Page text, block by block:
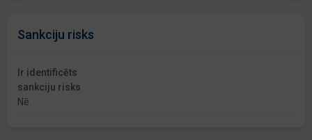
Sankciju risks
Ir identificēts
sankciju risks
Nē